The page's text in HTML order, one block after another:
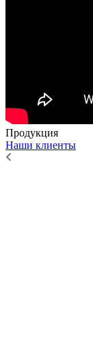
Продукция
Наши клиенты